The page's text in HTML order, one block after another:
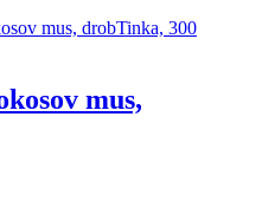
mus,